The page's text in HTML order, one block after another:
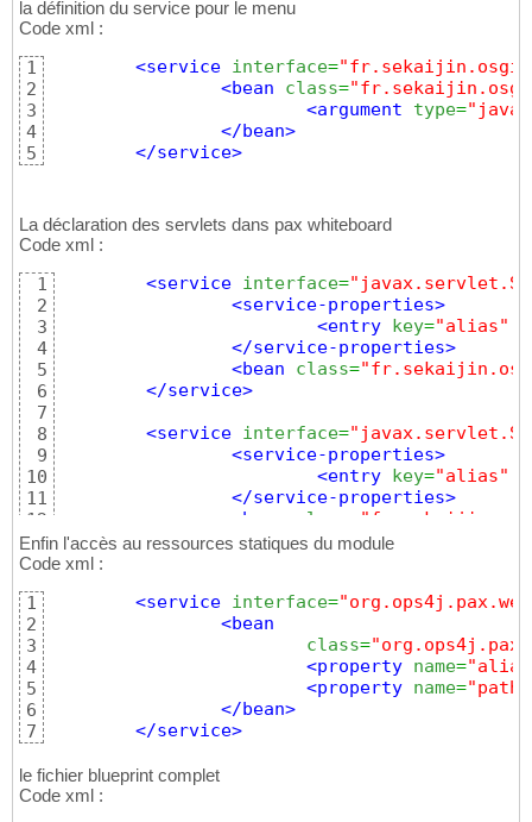
14
15
17
18
19
20
21
24
25
27
28
29
30
31
super(
String getModuleName()
{
moduleName;
return menuItemList;
la définition du service pour le menu
Code xml :
1
2
3
4
5
<service interface=
<bean
class=
<argument
type=
</bean>
</service>
La déclaration des servlets dans pax whiteboard
Code xml :
1
2
3
4
5
6
7
8
9
10
11
12
13
<service interface=
<service-properties>
<entry
key="alias"
</service-properties>
<bean
class=
</service>
<service interface=
<service-properties>
<entry
key="alias"
</service-properties>
<bean
class
</service>
Enfin l'accès au ressources statiques du module
Code xml :
1
2
3
4
5
6
7
<service interface=
<bean
class=
<property name=
<property name="path"
</bean>
</service>
le fichier blueprint complet
Code xml :